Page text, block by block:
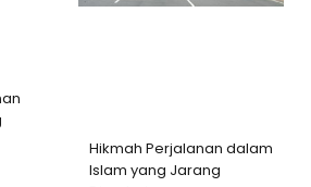
Hikmah Perjalanan dalam
Islam yang Jarang